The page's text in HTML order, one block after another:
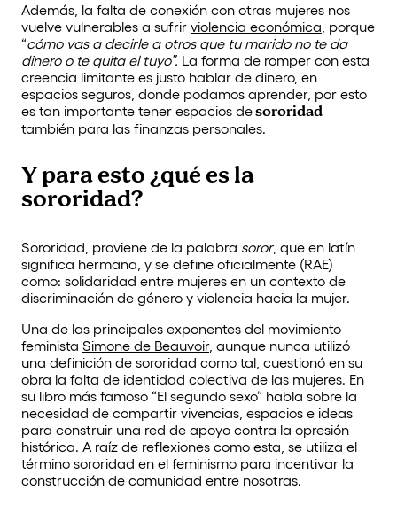
Además, la falta de conexión con otras mujeres nos
vuelve vulnerables a sufrir violencia económica , porque
“cómo vas a decirle a otros que tu marido no te da
dinero o te quita el tuyo”. La forma de romper con esta
creencia limitante es justo hablar de dinero, en
espacios seguros, donde podamos aprender, por esto
es tan importante tener espacios desororidad
también para las finanzas personales.
Y para esto ¿qué es la
sororidad?
Sororidad, proviene de la palabra soror, que en latín
significa hermana, y se define oficialmente (RAE)
como: solidaridad entre mujeres en un contexto de
discriminación de género y violencia hacia la mujer.
Una de las principales exponentes del movimiento
feminista Simone de Beauvoir, aunque nunca utilizó
una definición de sororidad como tal, cuestionó en su
obra la falta de identidad colectiva de las mujeres. En
su libro más famoso “El segundo sexo” habla sobre la
necesidad de compartir vivencias, espacios e ideas
para construir una red de apoyo contra la opresión
histórica. A raíz de reflexiones como esta, se utiliza el
término sororidad en el feminismo para incentivar la
construcción de comunidad entre nosotras.